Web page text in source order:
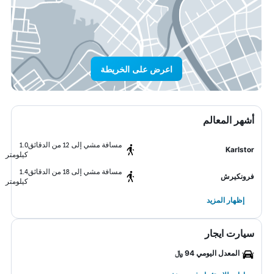
اعرض على الخريطة
أشهر المعالم
Karlstor
مسافة مشي إلى 12 من الدقائق
1.0
كيلومتر
فرونكيرش
مسافة مشي إلى 18 من الدقائق
1.4
كيلومتر
إظهار المزيد
سيارت ايجار
المعدل اليومي 94 ﷼